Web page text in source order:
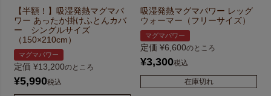
【半額！】吸湿発熱マグマパ
ワー あったか掛けふとんカバ
ー シングルサイズ
（150×210cm）
マグマパワー
定価 ¥13,200のところ
¥5,990税込
吸湿発熱マグマパワー レッグ
ウォーマー（フリーサイズ）
マグマパワー
定価 ¥6,600のところ
¥3,300税込
在庫切れ